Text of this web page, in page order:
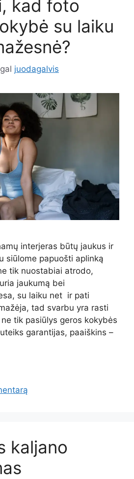
kad foto
su laiku
juodagalvis
interjeras būtų jaukus ir
siūlome papuošti aplinką
tik nuostabiai atrodo,
jaukumą bei
su laiku net ir pati
tad svarbu yra rasti
tik pasiūlys geros kokybės
garantijas, paaiškins –
kaljano